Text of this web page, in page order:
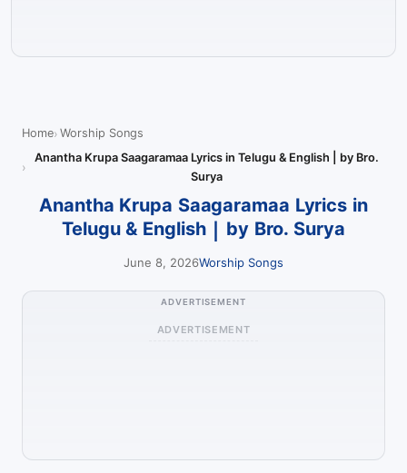
Home Worship Songs
Anantha Krupa Saagaramaa Lyrics in Telugu & English | by Bro.
Surya
Anantha Krupa Saagaramaa Lyrics in
Telugu & English | by Bro. Surya
June 8, 2026Worship Songs
ADVERTISEMENT
ADVERTISEMENT